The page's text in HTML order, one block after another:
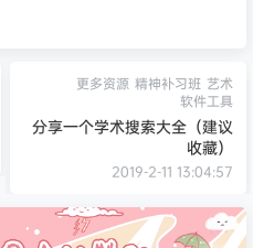
更多资源 精神补习班 艺术
软件工具
分享一个学术搜索大全（建议
收藏）
2019-2-11 13:04:57